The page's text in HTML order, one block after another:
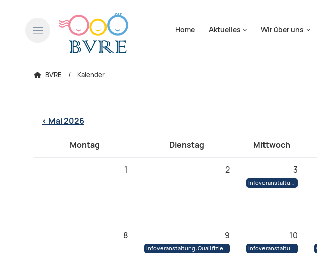
Home
Aktuelles Wir über uns
BVRE Kalender
< Mai 2026
Montag Dienstag Mittwoch
1 2 3
Infoveranstaltung: Der Weg zur Arbeit als Integrations- und/oder Sprachmittler*in in NRW
8 9
Infoveranstaltung: Qualifizierung im Kreis Gütersloh – Metalltechnik, Elektro/Mechatronik, Lagerlogistik, Verkauf und E-Commerce
10
Infoveranstaltung: Qualifizierungsmöglichkeiten in Pädagogik und systemischer Beratung in Mannheim